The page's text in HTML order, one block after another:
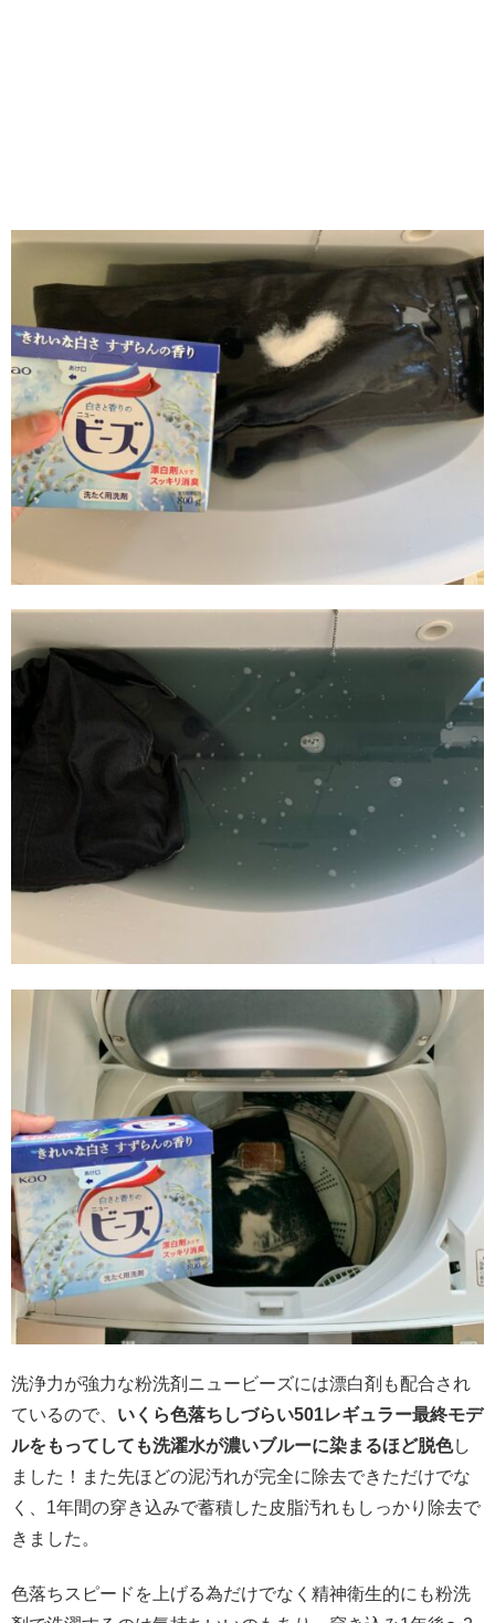
洗浄力が強力な粉洗剤ニュービーズには漂白剤も配合され
ているので、 いくら色落ちしづらい501レギュラー最終モデ
ルをもってしても洗濯水が濃いブルーに染まるほど脱色し
ました！また先ほどの泥汚れが完全に除去できただけでな
く、1年間の穿き込みで蓄積した皮脂汚れもしっかり除去で
きました。
色落ちスピードを上げる為だけでなく精神衛生的にも粉洗